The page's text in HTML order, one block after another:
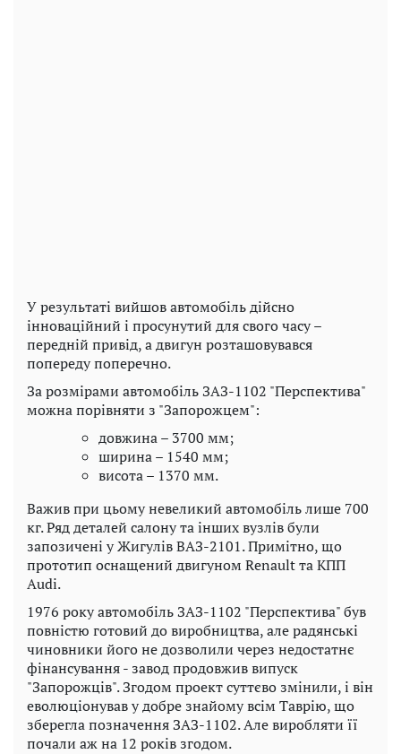
У результаті вийшов автомобіль дійсно
інноваційний і просунутий для свого часу –
передній привід, а двигун розташовувався
попереду поперечно.
За розмірами автомобіль ЗАЗ-1102 "Перспектива"
можна порівняти з "Запорожцем":
довжина – 3700 мм;
ширина – 1540 мм;
висота – 1370 мм.
Важив при цьому невеликий автомобіль лише 700
кг. Ряд деталей салону та інших вузлів були
запозичені у Жигулів ВАЗ-2101. Примітно, що
прототип оснащений двигуном Renault та КПП
Audi.
1976 року автомобіль ЗАЗ-1102 "Перспектива" був
повністю готовий до виробництва, але радянські
чиновники його не дозволили через недостатнє
фінансування - завод продовжив випуск
"Запорожців". Згодом проект суттєво змінили, і він
еволюціонував у добре знайому всім Таврію, що
зберегла позначення ЗАЗ-1102. Але виробляти її
почали аж на 12 років згодом.